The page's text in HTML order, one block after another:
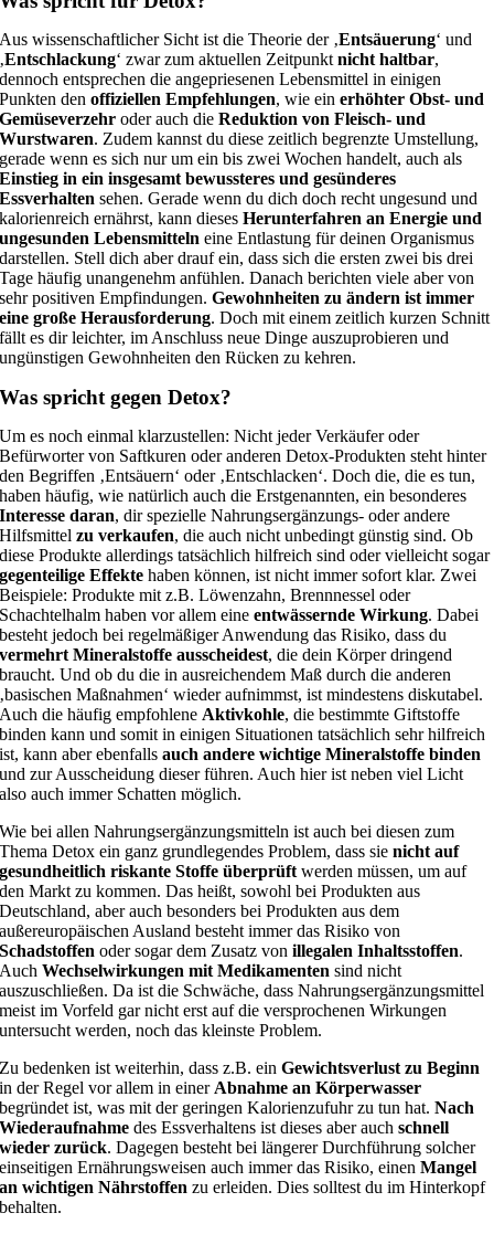
Aus wissenschaftlicher Sicht ist die Theorie der ‚Entsäuerung‘ und
‚Entschlackung‘ zwar zum aktuellen Zeitpunktnicht haltbar,
dennoch entsprechen die angepriesenen Lebensmittel in einigen
Punkten denoffiziellen Empfehlungen, wie einerhöhter Obst- und
Gemüseverzehr oder auch dieReduktion von Fleisch- und
Wurstwaren. Zudem kannst du diese zeitlich begrenzte Umstellung,
gerade wenn es sich nur um ein bis zwei Wochen handelt, auch als
Einstieg in ein insgesamt bewussteres und gesünderes
Essverhalten sehen. Gerade wenn du dich doch recht ungesund und
kalorienreich ernährst, kann diesesHerunterfahren an Energie und
ungesunden Lebensmitteln eine Entlastung für deinen Organismus
darstellen. Stell dich aber drauf ein, dass sich die ersten zwei bis drei
Tage häufig unangenehm anfühlen. Danach berichten viele aber von
sehr positiven Empfindungen.Gewohnheiten zu ändern ist immer
eine große Herausforderung. Doch mit einem zeitlich kurzen Schnitt
fällt es dir leichter, im Anschluss neue Dinge auszuprobieren und
ungünstigen Gewohnheiten den Rücken zu kehren.
Was spricht gegen Detox?
Um es noch einmal klarzustellen: Nicht jeder Verkäufer oder
Befürworter von Saftkuren oder anderen Detox-Produkten steht hinter
den Begriffen ‚Entsäuern‘ oder ‚Entschlacken‘. Doch die, die es tun,
haben häufig, wie natürlich auch die Erstgenannten, ein besonderes
Interesse daran, dir spezielle Nahrungsergänzungs- oder andere
Hilfsmittelzu verkaufen, die auch nicht unbedingt günstig sind. Ob
diese Produkte allerdings tatsächlich hilfreich sind oder vielleicht sogar
gegenteilige Effekte haben können, ist nicht immer sofort klar. Zwei
Beispiele: Produkte mit z.B. Löwenzahn, Brennnessel oder
Schachtelhalm haben vor allem eineentwässernde Wirkung. Dabei
besteht jedoch bei regelmäßiger Anwendung das Risiko, dass du
vermehrt Mineralstoffe ausscheidest, die dein Körper dringend
braucht. Und ob du die in ausreichendem Maß durch die anderen
‚basischen Maßnahmen‘ wieder aufnimmst, ist mindestens diskutabel.
Auch die häufig empfohlene Aktivkohle, die bestimmte Giftstoffe
binden kann und somit in einigen Situationen tatsächlich sehr hilfreich
ist, kann aber ebenfallsauch andere wichtige Mineralstoffe binden
und zur Ausscheidung dieser führen. Auch hier ist neben viel Licht
also auch immer Schatten möglich.
Wie bei allen Nahrungsergänzungsmitteln ist auch bei diesen zum
Thema Detox ein ganz grundlegendes Problem, dass sienicht auf
gesundheitlich riskante Stoffe überprüft werden müssen, um auf
den Markt zu kommen. Das heißt, sowohl bei Produkten aus
Deutschland, aber auch besonders bei Produkten aus dem
außereuropäischen Ausland besteht immer das Risiko von
Schadstoffen oder sogar dem Zusatz vonillegalen Inhaltsstoffen.
AuchWechselwirkungen mit Medikamenten sind nicht
auszuschließen. Da ist die Schwäche, dass Nahrungsergänzungsmittel
meist im Vorfeld gar nicht erst auf die versprochenen Wirkungen
untersucht werden, noch das kleinste Problem.
Zu bedenken ist weiterhin, dass z.B. einGewichtsverlust zu Beginn
in der Regel vor allem in einer Abnahme an Körperwasser
begründet ist, was mit der geringen Kalorienzufuhr zu tun hat.Nach
Wiederaufnahme des Essverhaltens ist dieses aber auchschnell
wieder zurück. Dagegen besteht bei längerer Durchführung solcher
einseitigen Ernährungsweisen auch immer das Risiko, einenMangel
an wichtigen Nährstoffen zu erleiden. Dies solltest du im Hinterkopf
behalten.